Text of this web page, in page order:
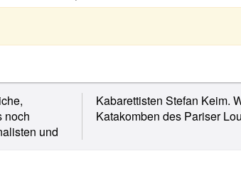
noch
und
Katakomben des Pariser